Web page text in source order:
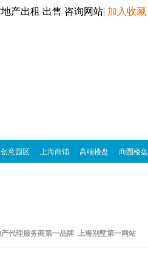
产出租 出售 咨询网站| 加入收藏
创意园区 上海商铺 高端楼盘 商圈楼盘
代理服务商第一品牌 上海别墅第一网站